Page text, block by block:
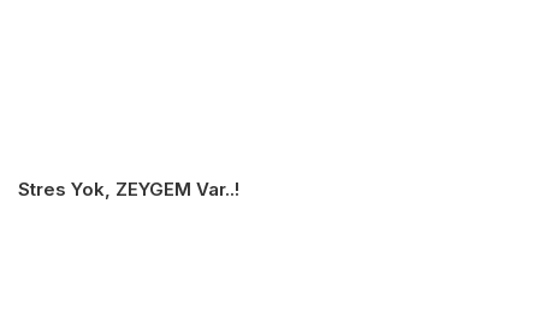
Stres Yok, ZEYGEM Var..!